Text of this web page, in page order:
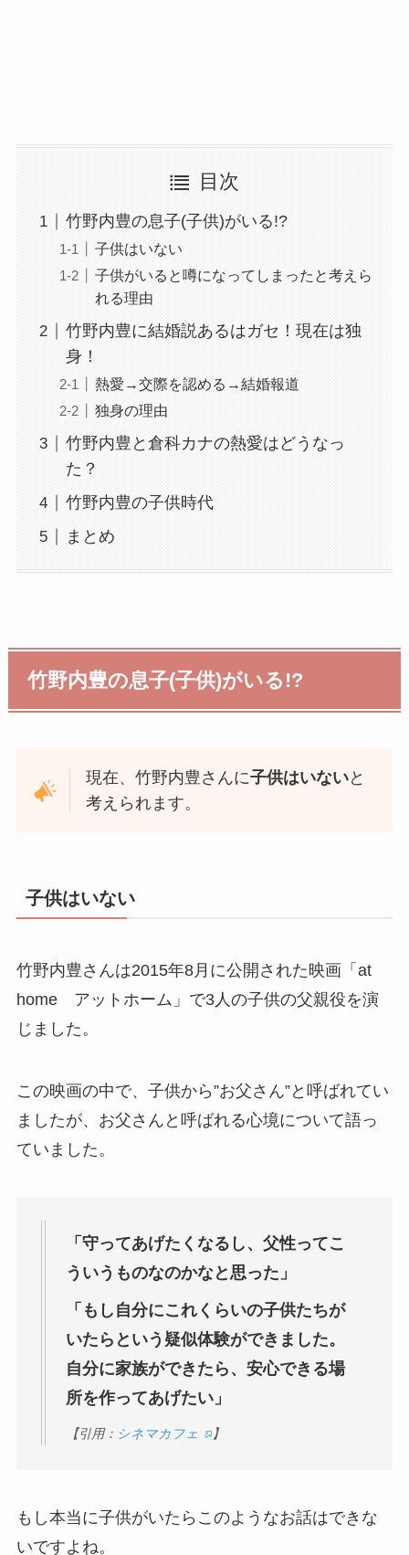
目次
竹野内豊の息子(子供)がいる!?
子供はいない
子供がいると噂になってしまったと考えら
れる理由
竹野内豊に結婚説あるはガセ！現在は独
身！
熱愛→交際を認める→結婚報道
独身の理由
竹野内豊と倉科カナの熱愛はどうなっ
た？
竹野内豊の子供時代
まとめ
竹野内豊の息子(子供)がいる!?
現在、竹野内豊さんに子供はいないと
考えられます。
子供はいない
竹野内豊さんは2015年8月に公開された映画「at
home アットホーム」で3人の子供の父親役を演
じました。
この映画の中で、子供から”お父さん”と呼ばれてい
ましたが、お父さんと呼ばれる心境について語っ
ていました。
「守ってあげたくなるし、父性ってこ
ういうものなのかなと思った」
「もし自分にこれくらいの子供たちが
いたらという疑似体験ができました。
自分に家族ができたら、安心できる場
所を作ってあげたい」
【引用： シネマカフェ 】
もし本当に子供がいたらこのようなお話はできな
いですよね。